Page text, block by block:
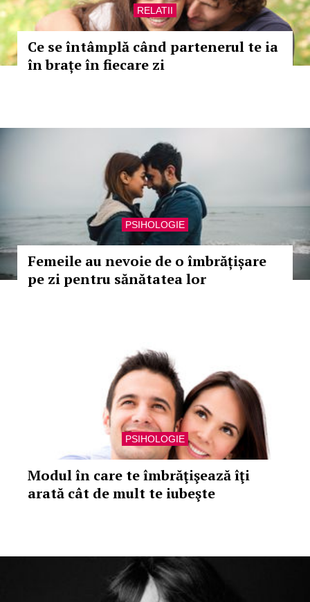
RELATII
Ce se întâmplă când partenerul te ia
în brațe în fiecare zi
PSIHOLOGIE
Femeile au nevoie de o îmbrățișare
pe zi pentru sănătatea lor
PSIHOLOGIE
Modul în care te îmbrăţişează îţi
arată cât de mult te iubeşte